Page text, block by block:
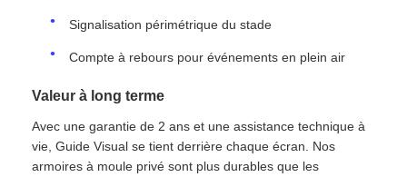
Signalisation périmétrique du stade
Compte à rebours pour événements en plein air
Valeur à long terme
Avec une garantie de 2 ans et une assistance technique à
vie, Guide Visual se tient derrière chaque écran. Nos
armoires à moule privé sont plus durables que les